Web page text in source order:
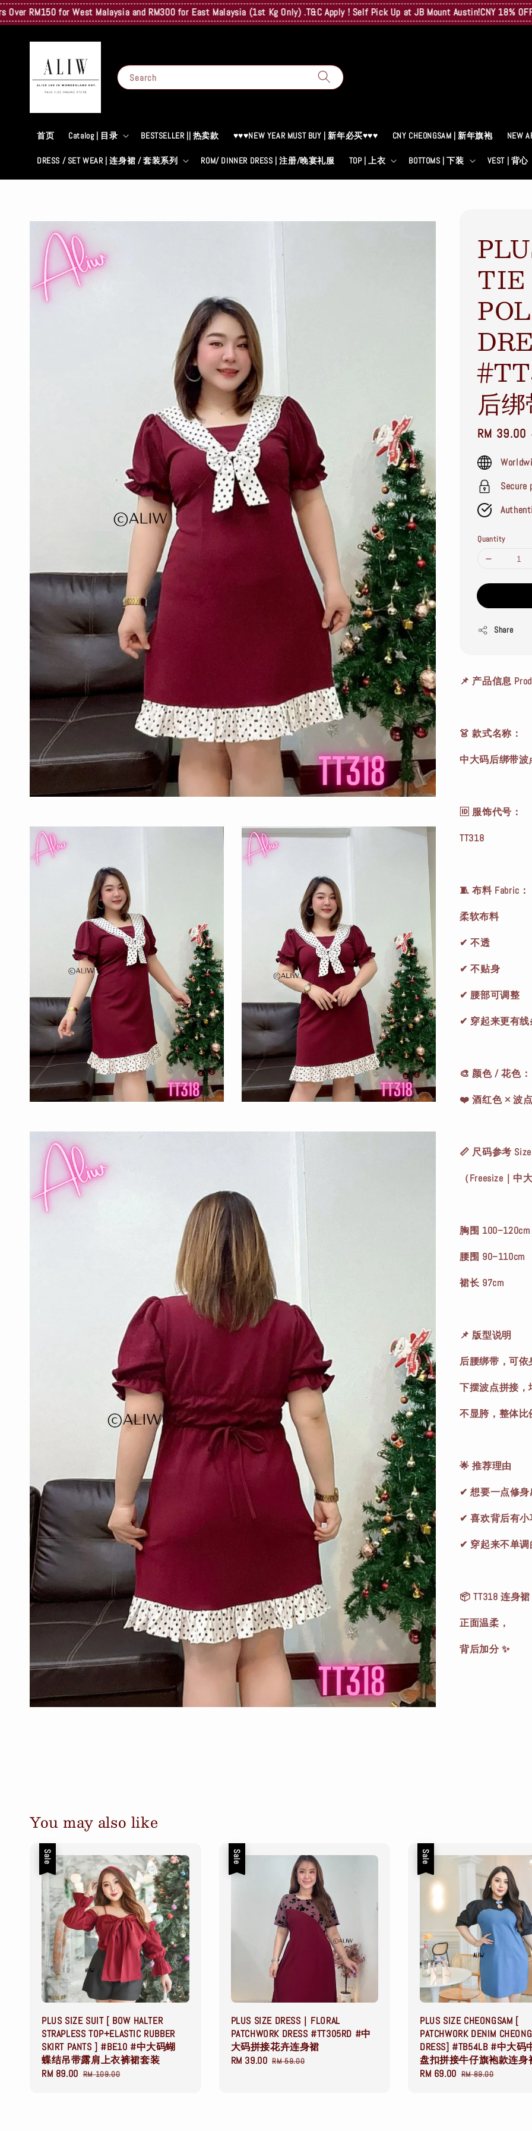
RM150 for West Malaysia and RM300 for East Malaysia (1st Kg Only) .T&C Apply ! Self Pick Up at JB Mount Austin!CNY 18% OFF! A
Search
首页 Catalog | 目录 BESTSELLER || 热卖款 ♥♥♥NEW YEAR MUST BUY | 新年必买♥♥♥ CNY CHEONGSAM | 新年旗袍 NEW
DRESS / SET WEAR | 连身裙 / 套装系列 ROM/ DINNER DRESS | 注册/晚宴礼服 TOP | 上衣 BOTTOMS | 下装 VEST | 背心
TIE
后
Sale
RM 39.00
Secure
Quantity
Share
📌 产品信息
👗 款式名称：
中大码后绑带
🆔 服饰代号：
TT318
🧵 布料 Fabric：
柔软布料
✔ 不透
✔ 不贴身
✔ 腰部可调整
✔ 穿起来更有线
🎨 颜色 / 花色：
❤️ 酒红色 × 波
📏 尺码参考
（Freesize｜
胸围 100–120cm
腰围 90–110cm
裙长 97cm
📌 版型说明
后腰绑带，可依
下摆波点拼接，
不显胯，整体比
🌟 推荐理由
✔ 想要一点修身
✔ 喜欢背后有小
✔ 穿起来不单调
📦 TT318 连身裙
正面温柔，
背后加分 ✨
You may also like
Sale
PLUS SIZE SUIT [ BOW HALTER
STRAPLESS TOP+ELASTIC RUBBER
SKIRT PANTS ] #BE10 #中大码蝴
蝶结吊带露肩上衣裤裙套装
Sale
RM 89.00 Regular
RM 109.00
Sale
PLUS SIZE DRESS｜FLORAL
PATCHWORK DRESS #TT305RD #中
大码拼接花卉连身裙
Sale
RM 39.00 Regular
RM 59.00
Sale
PLUS SIZE CHEONGSAM [
PATCHWORK DENIM
DRESS] #TB54LB #中大码
盘扣拼接牛仔旗袍款连身
Sale
RM 69.00 Regular
RM 89.00